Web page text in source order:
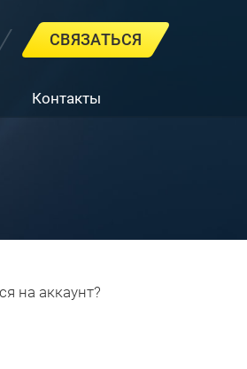
СВЯЗАТЬСЯ
Контакты
на аккаунт?